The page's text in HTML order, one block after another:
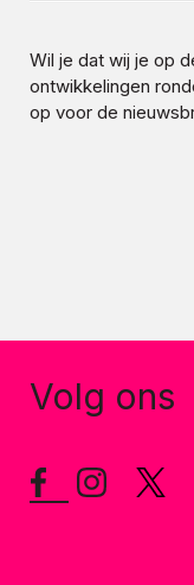
Wil je dat wij je op
ontwikkelingen
op voor de
Volg ons